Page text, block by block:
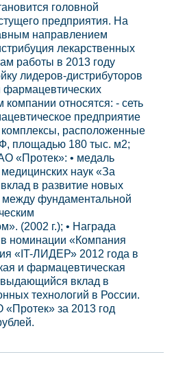
головной
предприятия. На
направлением
лекарственных
работы в 2013 году
лидеров-дистрибуторов
компании относятся: - сеть
предприятие
комплексы, расположенные
площадью 180 тыс. м2;
«Протек»: • медаль
наук «За
в развитие новых
между фундаментальной
(2002 г.); • Награда
номинации «Компания
«IT-ЛИДЕР» 2012 года в
и фармацевтическая
вклад в
технологий в России.
за 2013 год